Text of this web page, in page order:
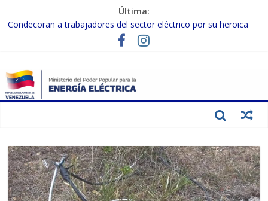
Última:
Condecoran a trabajadores del sector eléctrico por su heroica
labor tras el doble sismo del 24-J
Gobierno Nacional coordina acciones con el sector privado para
Inspeccionan trabajos de rehabilitación en instalaciones del SEN
en Carabobo
Gobierno Nacional activa plan preventivo para fortalecer el SEN